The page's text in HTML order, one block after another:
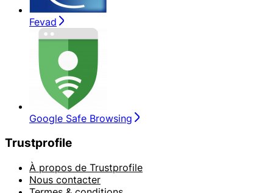
Fevad
Google Safe Browsing
Trustprofile
À propos de Trustprofile
Nous contacter